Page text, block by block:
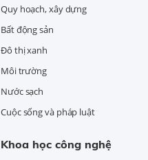
Quy hoạch, xây dựng
Bất động sản
Đô thị xanh
Môi trường
Nước sạch
Cuộc sống và pháp luật
Khoa học công nghệ